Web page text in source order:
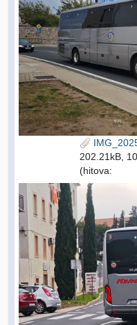
202.21kB,
(hitova: